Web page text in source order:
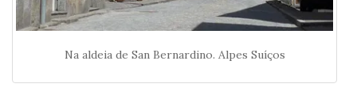
Na aldeia de San Bernardino. Alpes Suíços